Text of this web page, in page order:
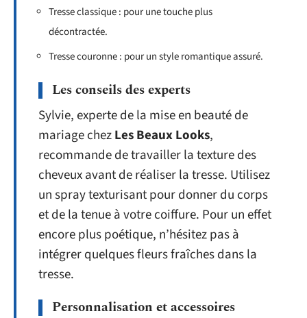
Tresse classique : pour une touche plus
décontractée.
Tresse couronne : pour un style romantique assuré.
Les conseils des experts
Sylvie, experte de la mise en beauté de
mariage chezLes Beaux Looks,
recommande de travailler la texture des
cheveux avant de réaliser la tresse. Utilisez
un spray texturisant pour donner du corps
et de la tenue à votre coiffure. Pour un effet
encore plus poétique, n’hésitez pas à
intégrer quelques fleurs fraîches dans la
tresse.
Personnalisation et accessoires